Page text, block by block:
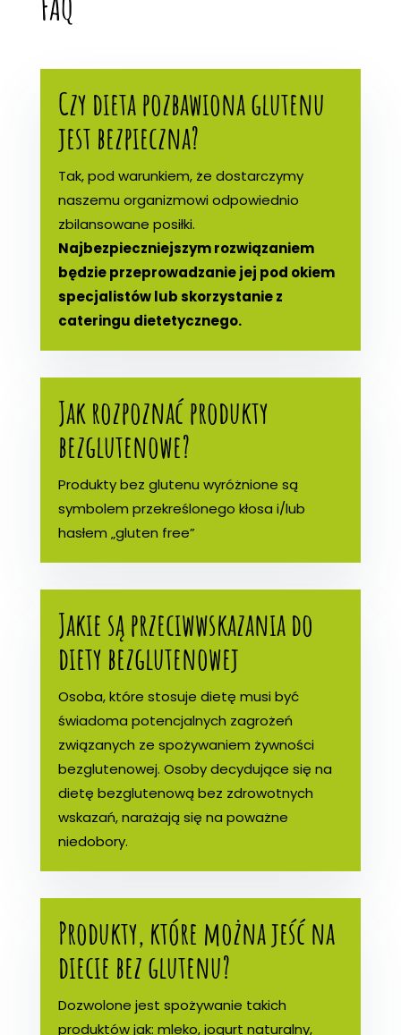
Czy dieta pozbawiona glutenu
jest bezpieczna?
Tak, pod warunkiem, że dostarczymy
naszemu organizmowi odpowiednio
zbilansowane posiłki.
Najbezpieczniejszym rozwiązaniem
będzie przeprowadzanie jej pod okiem
specjalistów lub skorzystanie z
cateringu dietetycznego.
Jak rozpoznać produkty
bezglutenowe?
Produkty bez glutenu wyróżnione są
symbolem przekreślonego kłosa i/lub
hasłem „gluten free”
Jakie są przeciwwskazania do
diety bezglutenowej
Osoba, które stosuje dietę musi być
świadoma potencjalnych zagrożeń
związanych ze spożywaniem żywności
bezglutenowej. Osoby decydujące się na
dietę bezglutenową bez zdrowotnych
wskazań, narażają się na poważne
niedobory.
Produkty, które można jeść na
diecie bez glutenu?
Dozwolone jest spożywanie takich
produktów jak: mleko, jogurt naturalny,